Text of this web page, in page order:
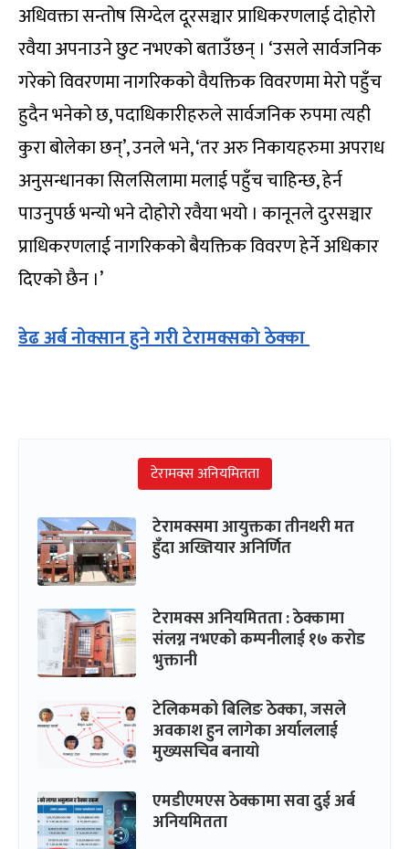
अधिवक्ता सन्तोष सिग्देल दूरसञ्चार प्राधिकरणलाई दोहोरो
रवैया अपनाउने छुट नभएको बताउँछन् । ‘उसले सार्वजनिक
गरेको विवरणमा नागरिकको वैयक्तिक विवरणमा मेरो पहुँच
हुदैन भनेको छ, पदाधिकारीहरुले सार्वजनिक रुपमा त्यही
कुरा बोलेका छन्’, उनले भने, ‘तर अरु निकायहरुमा अपराध
अनुसन्धानका सिलसिलामा मलाई पहुँच चाहिन्छ, हेर्न
पाउनुपर्छ भन्यो भने दोहोरो रवैया भयो । कानूनले दुरसञ्चार
प्राधिकरणलाई नागरिकको बैयक्तिक विवरण हेर्ने अधिकार
दिएको छैन ।’
डेढ अर्ब नोक्सान हुने गरी टेरामक्सको ठेक्का
टेरामक्स अनियमितता
टेरामक्समा आयुक्तका तीनथरी मत
हुँदा अख्तियार अनिर्णित
टेरामक्स अनियमितता : ठेक्कामा
संलग्न नभएको कम्पनीलाई १७ करोड
भुक्तानी
टेलिकमको बिलिङ ठेक्का, जसले
अवकाश हुन लागेका अर्याललाई
मुख्यसचिव बनायो
एमडीएमएस ठेक्कामा सवा दुई अर्ब
अनियमितता